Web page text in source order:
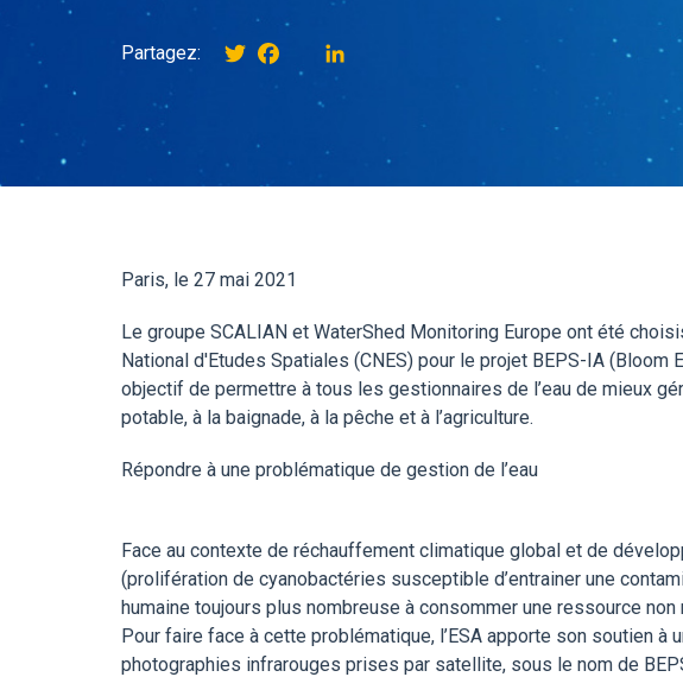
Partagez: TwitterFacebookinstagram
Paris, le 27 mai 2021
Le groupe SCALIAN et WaterShed Monitoring Europe ont été
National d'Etudes Spatiales (CNES) pour le projet BEPS-IA
objectif de permettre à tous les gestionnaires de l’eau de mieux
potable, à la baignade, à la pêche et à l’agriculture.
Répondre à une problématique de gestion de l’eau
Face au contexte de réchauffement climatique global et de
(prolifération de cyanobactéries susceptible d’entrainer une
humaine toujours plus nombreuse à consommer une ressource non
Pour faire face à cette problématique, l’ESA apporte son soutien
photographies infrarouges prises par satellite, sous le nom de